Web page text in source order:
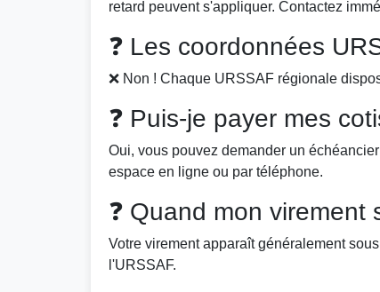
retard peuvent s'appliquer. Contactez
❓ Les coordonnées
❌ Non ! Chaque URSSAF régionale
❓ Puis-je payer mes
Oui, vous pouvez demander un
espace en ligne ou par téléphone.
❓ Quand mon
Votre virement apparaît généralement
l'URSSAF.